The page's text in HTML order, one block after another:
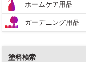
ホームケア用品
ガーデニング用品
塗料検索